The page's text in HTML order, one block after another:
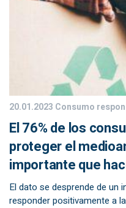
20.01.2023 Consumo
El 76% de los
proteger el
importante que
El dato se desprende de un
responder positivamente a